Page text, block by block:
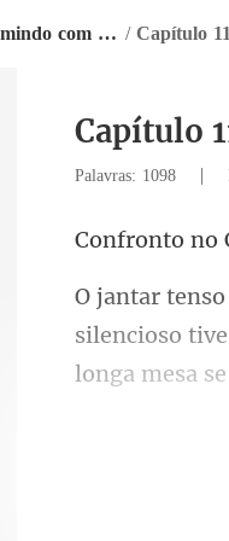
Quarto Errado: Dormindo com o Tio do Meu Noivo / Capítulo
Capítulo
Palavras: 1098 |
to no
silencioso